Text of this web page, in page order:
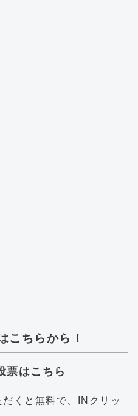
ちらから！
票はこちら
くと無料で、INクリッ